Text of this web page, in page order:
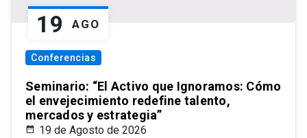
19 AGO
Conferencias
Seminario: “El Activo que Ignoramos: Cómo
el envejecimiento redefine talento,
mercados y estrategia”
19 de Agosto de 2026